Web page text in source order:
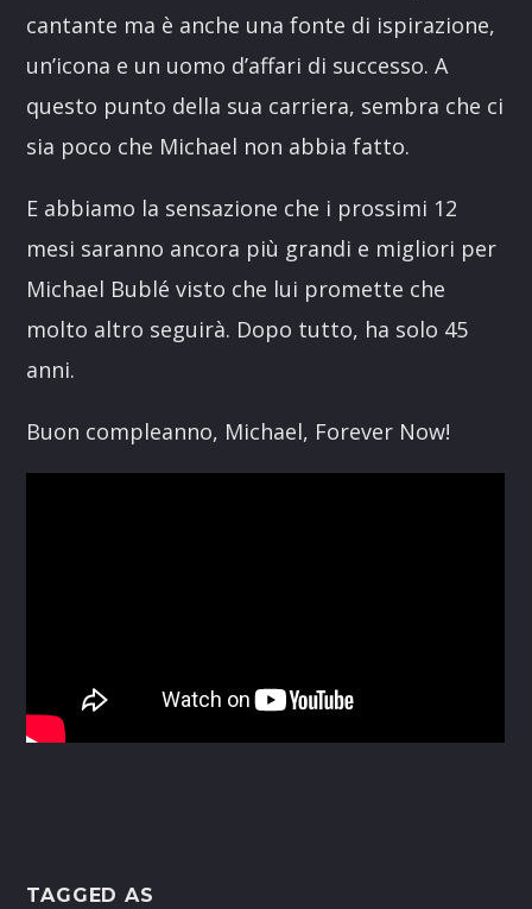
cantante ma è anche una fonte di ispirazione,
un’icona e un uomo d’affari di successo. A
questo punto della sua carriera, sembra che ci
sia poco che Michael non abbia fatto.
E abbiamo la sensazione che i prossimi 12
mesi saranno ancora più grandi e migliori per
Michael Bublé visto che lui promette che
molto altro seguirà. Dopo tutto, ha solo 45
anni.
Buon compleanno, Michael, Forever Now!
TAGGED AS